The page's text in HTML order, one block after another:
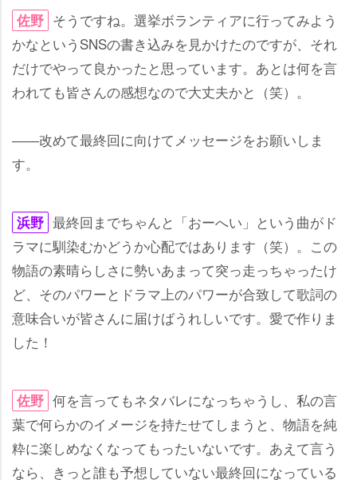
佐野 そうですね。選挙ボランティアに行ってみよう
かなというSNSの書き込みを見かけたのですが、それ
だけでやって良かったと思っています。あとは何を言
われても皆さんの感想なので大丈夫かと（笑）。
――改めて最終回に向けてメッセージをお願いしま
す。
浜野 最終回までちゃんと「おーへい」という曲がド
ラマに馴染むかどうか心配ではあります（笑）。この
物語の素晴らしさに勢いあまって突っ走っちゃったけ
ど、そのパワーとドラマ上のパワーが合致して歌詞の
意味合いが皆さんに届けばうれしいです。愛で作りま
した！
佐野 何を言ってもネタバレになっちゃうし、私の言
葉で何らかのイメージを持たせてしまうと、物語を純
粋に楽しめなくなってもったいないです。あえて言う
なら、きっと誰も予想していない最終回になっている